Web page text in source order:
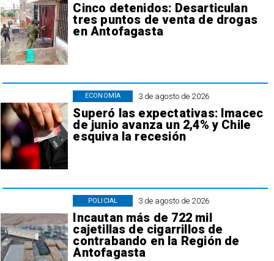
Cinco detenidos: Desarticulan
tres puntos de venta de drogas
en Antofagasta
3 de agosto de 2026
Superó las expectativas: Imacec
de junio avanza un 2,4% y Chile
esquiva la recesión
ECONOMÍA
3 de agosto de 2026
Incautan más de 722 mil
cajetillas de cigarrillos de
contrabando en la Región de
Antofagasta
POLICIAL